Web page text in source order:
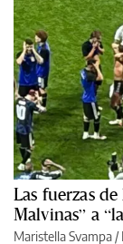
Las fuerzas
Malvinas” a
Maristella Svampa /